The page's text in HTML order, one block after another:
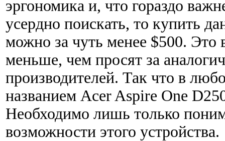
эргономика и, что гораздо
усердно поискать, то купить
можно за чуть менее $500. Это
меньше, чем просят за
производителей. Так что в
названием Acer Aspire One
Необходимо лишь только
возможности этого устройства.